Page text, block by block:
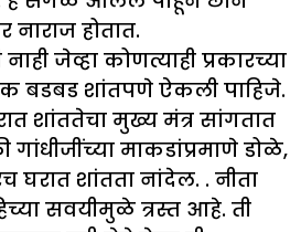
होतात.
जेव्हा कोणत्याही प्रकारच्या
बडबड शांतपणे ऐकली पाहिजे.
शांततेचा मुख्य मंत्र सांगतात
माकडांप्रमाणे डोळे,
घरात शांतता नांदेल. . नीता
सवयीमुळे त्रस्त आहे. ती